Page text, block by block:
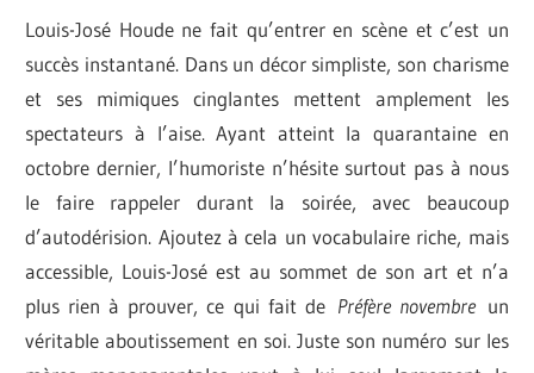
Louis-José Houde ne fait qu’entrer en scène et c’est un
succès instantané. Dans un décor simpliste, son charisme
et ses mimiques cinglantes mettent amplement les
spectateurs à l’aise. Ayant atteint la quarantaine en
octobre dernier, l’humoriste n’hésite surtout pas à nous
le faire rappeler durant la soirée, avec beaucoup
d’autodérision. Ajoutez à cela un vocabulaire riche, mais
accessible, Louis-José est au sommet de son art et n’a
plus rien à prouver, ce qui fait de Préfère novembreun
véritable aboutissement en soi. Juste son numéro sur les